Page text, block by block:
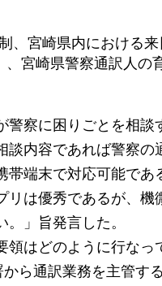
、宮崎県内における
、宮崎県警察通訳人の
警察に困りごとを相談
談内容であれば警察
帯端末で対応可能であ
リは優秀であるが、
」旨発言した。
領はどのように行な
ら通訳業務を主管す